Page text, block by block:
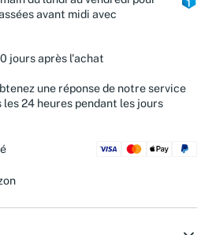
du lundi au vendredi pour
avant midi avec
jours après l'achat
une réponse de notre service
24 heures pendant les jours